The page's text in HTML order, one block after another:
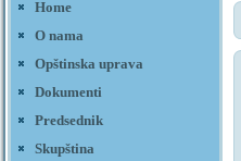
Home
O nama
Opštinska uprava
Dokumenti
Predsednik
Skupština